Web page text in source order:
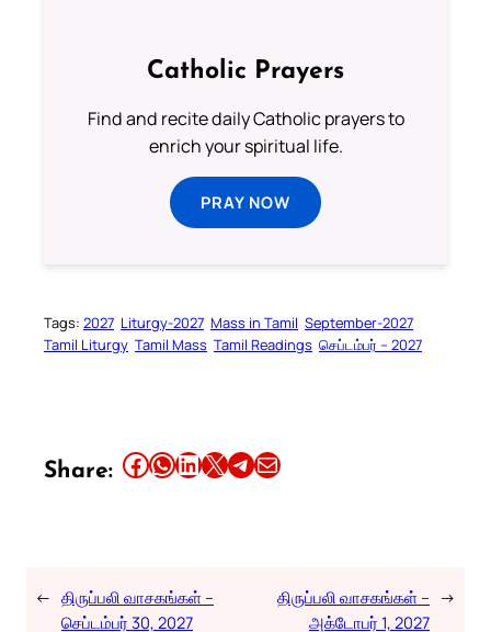
Catholic Prayers
Find and recite daily Catholic prayers to
enrich your spiritual life.
PRAY NOW
Tags: 2027 Liturgy-2027 Mass in Tamil September-2027
Tamil Liturgy Tamil Mass Tamil Readings செப்டம்பர் – 2027
Share: Share this article on Facebook Share this article on WhatsApp Share this article on LinkedIn Share this article on X Share this article on TelegramEmail this Article
← திருப்பலி வாசகங்கள் –
செப்டம்பர் 30, 2027
திருப்பலி வாசகங்கள் –
அக்டோபர் 1, 2027
→